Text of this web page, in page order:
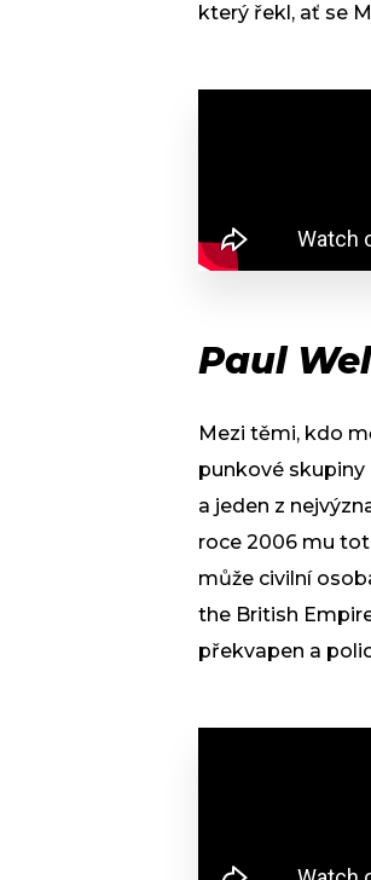
který řekl, ať se
Paul
Mezi těmi, kdo
punkové skupiny
a jeden z
roce 2006 mu
může civilní
the British
překvapen a